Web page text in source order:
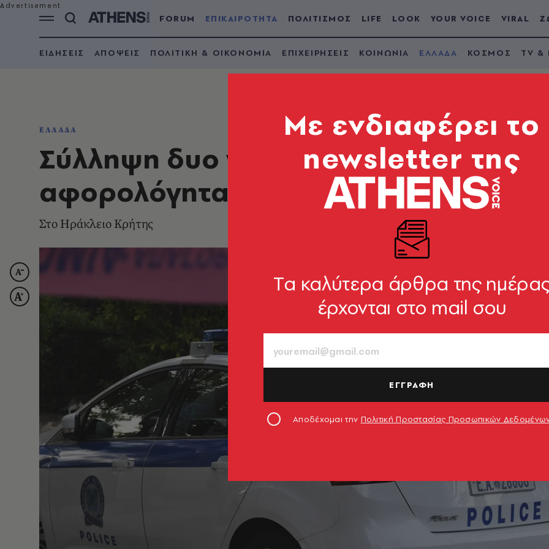
FORUM ΕΠΙΚΑΙΡΟΤΗΤΑ ΠΟΛΙΤΙΣΜΟΣ LIFE LOOK YOUR VOICE VIRAL
ΕΙΔΗΣΕΙΣ ΑΠΟΨΕΙΣ ΠΟΛΙΤΙΚΗ & ΟΙΚΟΝΟΜΙΑ ΕΠΙΧΕΙΡΗΣΕΙΣ ΚΟΙΝΩΝΙΑ ΕΛΛΑΔΑ ΚΟΣΜΟΣ TV &
ΕΛΛΑΔΑ
Σύλληψη δυο γυναικών με χιλιάδες
αφορολόγητα πακέτα τσιγάρα
Στο Ηράκλειο Κρήτης
Mε ενδιαφέρει το
newsletter της
Tα καλύτερα άρθρα της
έρχονται στο mail σου
ΕΓΓΡΑΦΗ
Αποδέχομαι την Πολιτική Προστασίας Προσωπικών